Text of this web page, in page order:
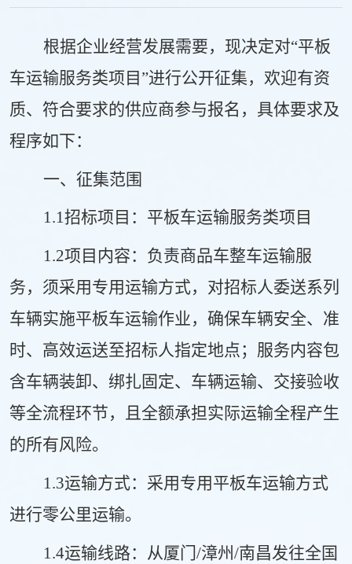
根据企业经营发展需要，现决定对“平板
车运输服务类项目 ”进行公开征集，欢迎有资
质、符合要求的供应商参与报名，具体要求及
程序如下：
一、征集范围
1.1招标项目： 平板车运输服务类项目
1.2项目内容： 负责商品车整车运输服
务，须采用专用运输方式，对招标人委送系列
车辆实施平板车运输作业，确保车辆安全、准
时、高效运送至招标人指定地点 ； 服务内容包
含车辆装卸、绑扎固定、 车辆运输、 交接验收
等全流程环节，且全额承担实际运输全程产生
的所有风险。
1.3运输方式： 采用专用 平板车运输方式
进行零公里运输。
1.4运输线路： 从厦门/漳州/南昌发往全国